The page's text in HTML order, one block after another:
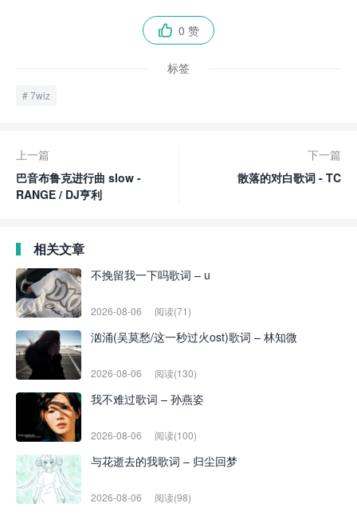
 0 赞
标签
7wiz
上一篇
巴音布鲁克进行曲 slow -
RANGE / DJ亨利
下一篇
散落的对白歌词 - TC
相关文章
不挽留我一下吗歌词 – u
2026-08-06 阅读(71)
汹涌(吴莫愁/这一秒过火ost)歌词 – 林知微
2026-08-06 阅读(130)
我不难过歌词 – 孙燕姿
2026-08-06 阅读(100)
与花逝去的我歌词 – 归尘回梦
2026-08-06 阅读(98)